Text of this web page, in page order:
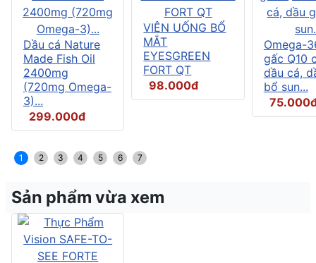
Dầu cá Nature
Made Fish Oil
2400mg
(720mg Omega-
3)...
299.000đ
VIÊN UỐNG BỔ
MẮT
EYESGREEN
FORT QT
98.000đ
Omega-
gấc Q10
dầu cá,
bổ sun...
1 2 3 4 5 6 7
Sản phẩm vừa xem